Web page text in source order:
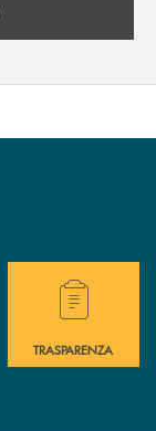
Hai bisogno di
TRASPARENZA